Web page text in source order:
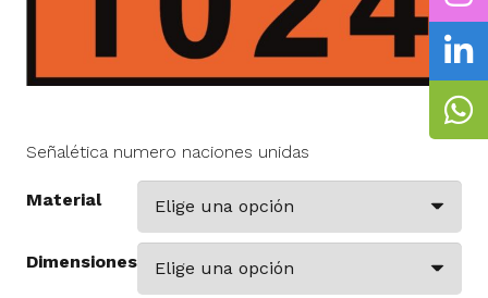
Señalética numero naciones unidas
Material
Dimensiones